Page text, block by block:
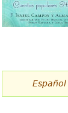
Español